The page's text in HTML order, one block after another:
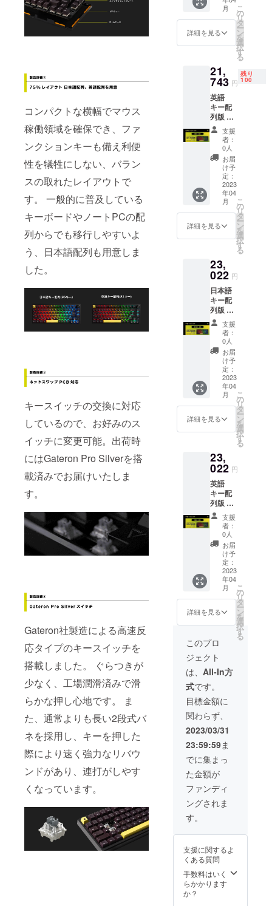
コンパクトな横幅でマウス
稼働領域を確保でき、ファ
ンクションキーも備え利便
性を犠牲にしない、バラン
スの取れたレイアウトで
す。 一般的に普及している
キーボードやノートPCの配
列からでも移行しやすいよ
う、日本語配列も用意しま
した。
キースイッチの交換に対応
しているので、お好みのス
イッチに変更可能。出荷時
にはGateron Pro Silverを搭
載済みでお届けいたしま
す。
Gateron社製造による高速反
応タイプのキースイッチを
搭載しました。 ぐらつきが
少なく、工場潤滑済みで滑
らかな押し心地です。 ま
た、通常よりも長い2段式バ
ネを採用し、キーを押した
際により速く強力なリバウ
ンドがあり、連打がしやす
くなっています。
スペー
ス)、
ユー
ザーズ
む)、
2.4GHz
無線用
USBド
ング
キー
キャッ
プ・
キース
イッチ
プラー
(一体
型)、 交
換用
キー
キャッ
(ESC、
スペー
ス)、
ユー
ザーズ
む)、
月
詳細を見る
こ
の
リ
タ
ー
ン
を
選
択
す
る
21,
743 円
残り
100
英語
キー配
列版 製
品本
体、
USB
Type-A
to Type-
Cケーブ
(1.6m)x
2.4GHz
無線用
USBド
ング
キー
キャッ
プ・
キース
イッチ
プラー
(一体
型)、 交
換用
キー
キャッ
(ESC、
スペー
ス)、
ユー
ザーズ
む)、
支援
者：
0人
お届
け予
定：
2023
年04
月
詳細を見る
こ
の
リ
タ
ー
ン
を
選
択
す
る
23,
022 円
日本語
キー配
列版 製
品本
体、
USB
Type-A
to Type-
Cケーブ
(1.6m)x
2.4GHz
無線用
USBド
ング
キー
キャッ
プ・
キース
イッチ
プラー
(一体
型)、 交
換用
キー
キャッ
(ESC、
スペー
ス)、
ユー
ザーズ
証書含
む)、
支援
者：
0人
お届
け予
定：
2023
年04
月
詳細を見る
こ
の
リ
タ
ー
ン
を
選
択
す
る
23,
022 円
英語
キー配
列版 製
品本
体、
USB
Type-A
to Type-
Cケーブ
(1.6m)x
2.4GHz
無線用
USBド
ング
ル、
キー
キャッ
プ・
キース
イッチ
プラー
(一体
型)、 交
換用
キー
キャッ
プ
(ESC、
スペー
ス)、
ユー
ザーズ
証書含
支援
者：
0人
お届
け予
定：
2023
年04
月
詳細を見る
こ
の
リ
タ
ー
ン
を
選
択
す
る
このプロ
ジェクト
は、 All-In方
式です。
目標金額に
関わらず、
2023/03/31
23:59:59ま
でに集まっ
た金額が
ファンディ
ングされま
す。
支援に関するよ
くある質問
手数料はいく
らかかります
か？